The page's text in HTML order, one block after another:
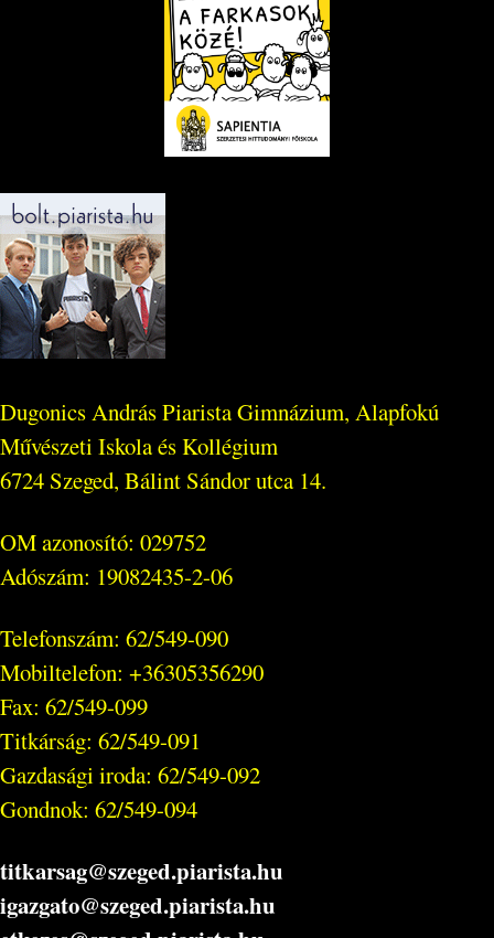
Dugonics András Piarista Gimnázium, Alapfokú
Művészeti Iskola és Kollégium
6724 Szeged, Bálint Sándor utca 14.
OM azonosító: 029752
Adószám: 19082435-2-06
Telefonszám: 62/549-090
Mobiltelefon: +36305356290
Fax: 62/549-099
Titkárság: 62/549-091
Gazdasági iroda: 62/549-092
Gondnok: 62/549-094
titkarsag@szeged.piarista.hu
igazgato@szeged.piarista.hu